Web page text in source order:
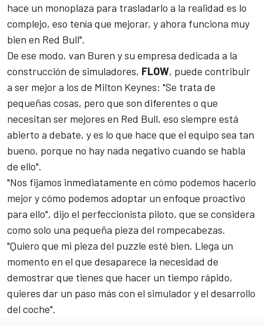
hace un monoplaza para trasladarlo a la realidad es lo
complejo, eso tenía que mejorar, y ahora funciona muy
bien en Red Bull".
De ese modo, van Buren y su empresa dedicada a la
construcción de simuladores, FLOW, puede contribuir
a ser mejor a los de Milton Keynes: "Se trata de
pequeñas cosas, pero que son diferentes o que
necesitan ser mejores en Red Bull, eso siempre está
abierto a debate, y es lo que hace que el equipo sea tan
bueno, porque no hay nada negativo cuando se habla
de ello".
"Nos fijamos inmediatamente en cómo podemos hacerlo
mejor y cómo podemos adoptar un enfoque proactivo
para ello", dijo el perfeccionista piloto, que se considera
como solo una pequeña pieza del rompecabezas.
"Quiero que mi pieza del puzzle esté bien. Llega un
momento en el que desaparece la necesidad de
demostrar que tienes que hacer un tiempo rápido,
quieres dar un paso más con el simulador y el desarrollo
del coche".